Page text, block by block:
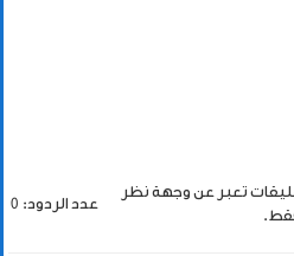
تعبر عن وجهة نظر
عدد الردود: 0